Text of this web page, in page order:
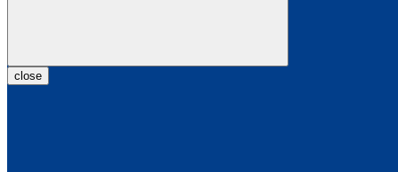
close